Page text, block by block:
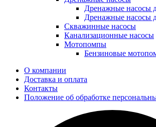
Дренажные насосы
Дренажные насосы
Скважинные насосы
Канализационные насосы
Мотопомпы
Бензиновые
О компании
Доставка и оплата
Контакты
Положение об обработке